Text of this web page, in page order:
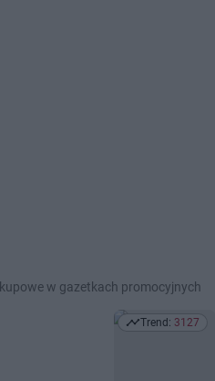
w gazetkach promocyjnych
Trend: 3127
Trend: 3127